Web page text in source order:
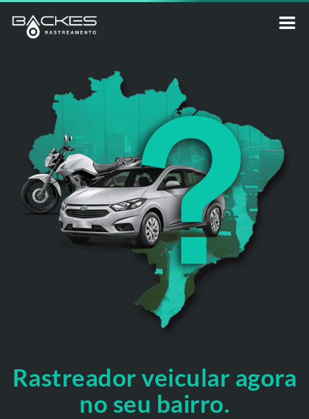
Rastreador veicular agora
no seu bairro.